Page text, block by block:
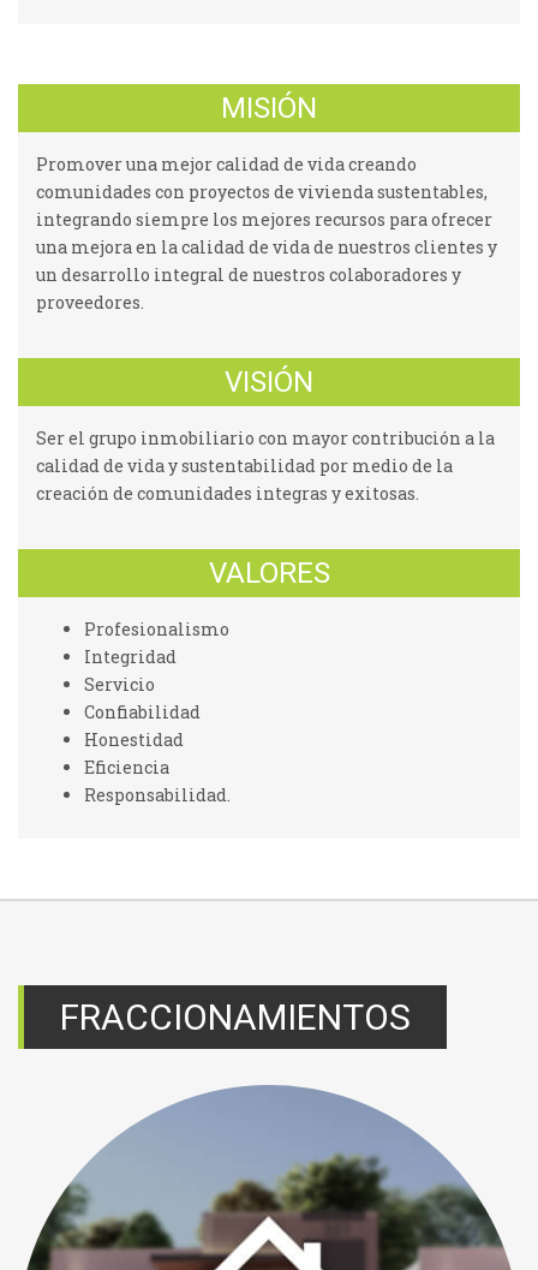
MISIÓN
Promover una mejor calidad de vida creando
comunidades con proyectos de vivienda sustentables,
integrando siempre los mejores recursos para ofrecer
una mejora en la calidad de vida de nuestros clientes y
un desarrollo integral de nuestros colaboradores y
proveedores.
VISIÓN
Ser el grupo inmobiliario con mayor contribución a la
calidad de vida y sustentabilidad por medio de la
creación de comunidades integras y exitosas.
VALORES
Profesionalismo
Integridad
Servicio
Confiabilidad
Honestidad
Eficiencia
Responsabilidad.
FRACCIONAMIENTOS